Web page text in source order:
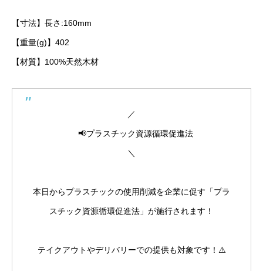
【寸法】長さ:160mm
【重量(g)】402
【材質】100%天然木材
／
📢プラスチック資源循環促進法
＼
本日からプラスチックの使用削減を企業に促す「プラ
スチック資源循環促進法」が施行されます！
テイクアウトやデリバリーでの提供も対象です！⚠️